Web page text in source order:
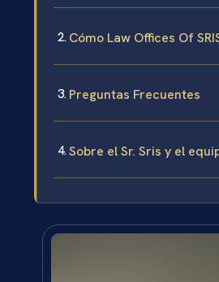
Cómo Law Offices Of
Preguntas Frecuentes
Sobre el Sr. Sris y el